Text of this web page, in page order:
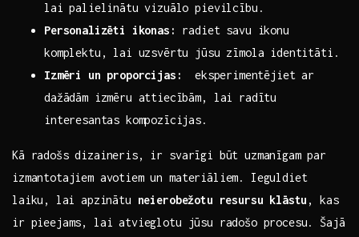
lai ‍palielinātu vizuālo pievilcību.
Personalizēti ikonas:
radiet savu ikonu
komplektu, lai uzsvērtu jūsu zīmola identitāti.
Izmēri un proporcijas:
⁤ eksperimentējiet ar
dažādām izmēru attiecībām, lai radītu
interesantas kompozīcijas.
Kā radošs dizaineris, ir svarīgi būt uzmanīgam​ par
izmantotajiem avotiem un materiāliem. Ieguldiet
laiku,⁣ lai apzinātu neierobežotu resursu klāstu , kas
ir pieejams, lai atvieglotu jūsu radošo procesu. Šajā